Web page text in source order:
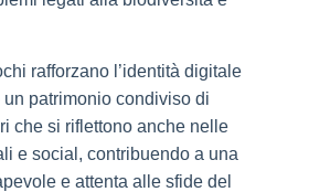
rafforzano l’identità digitale
patrimonio condiviso di
che si riflettono anche nelle
e social, contribuendo a una
e attenta alle sfide del